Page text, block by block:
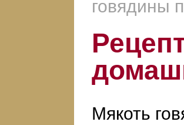
говядины
Мякоть